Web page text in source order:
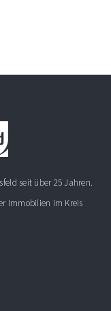
seit über 25 Jahren.
Immobilien im Kreis